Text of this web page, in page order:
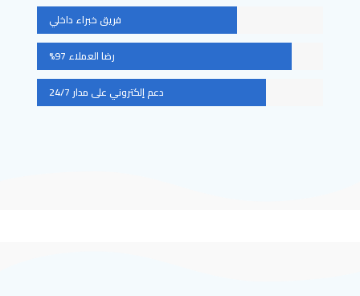
فريق خبراء داخلي
رضا العملاء 97%
دعم إلكتروني على مدار 24/7